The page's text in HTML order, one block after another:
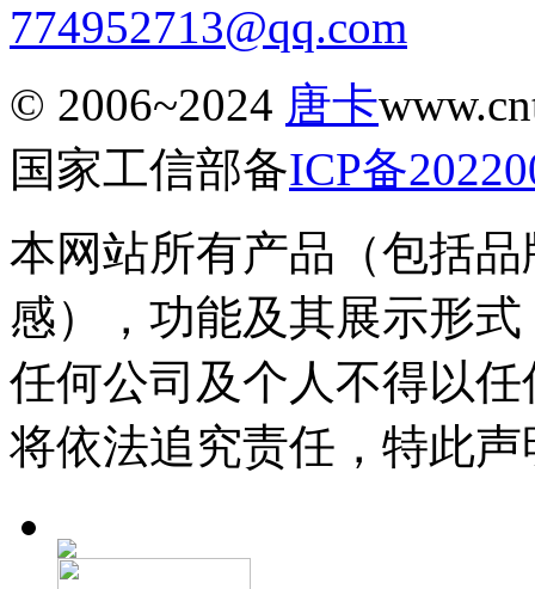
774952713@qq.com
© 2006~2024 唐卡
国家工信部备ICP备
本网站所有产品（包括
感），功能及其展示形
任何公司及个人不得以
将依法追究责任，特此声